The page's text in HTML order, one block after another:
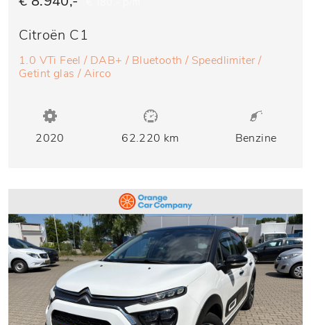
Citroën C1
1.0 VTi Feel / DAB+ / Bluetooth / Speedlimiter /
Getint glas / Airco
2020 62.220 km Benzine